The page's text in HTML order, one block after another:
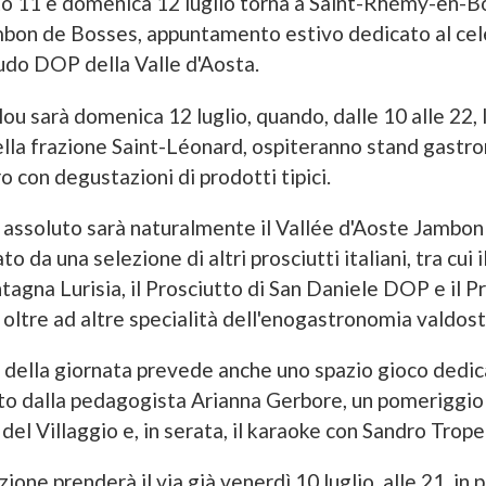
de Bosses, appuntamento estivo dedicato al
DOP della Valle d'Aosta.
sarà domenica 12 luglio, quando, dalle 10 alle 22,
frazione Saint-Léonard, ospiteranno stand
con degustazioni di prodotti tipici.
sarà naturalmente il Vallée d'Aoste
da una selezione di altri prosciutti italiani, tra cui
Lurisia, il Prosciutto di San Daniele DOP e il
ad altre specialità dell'enogastronomia
giornata prevede anche uno spazio gioco
dalla pedagogista Arianna Gerbore, un
Villaggio e, in serata, il karaoke con Sandro